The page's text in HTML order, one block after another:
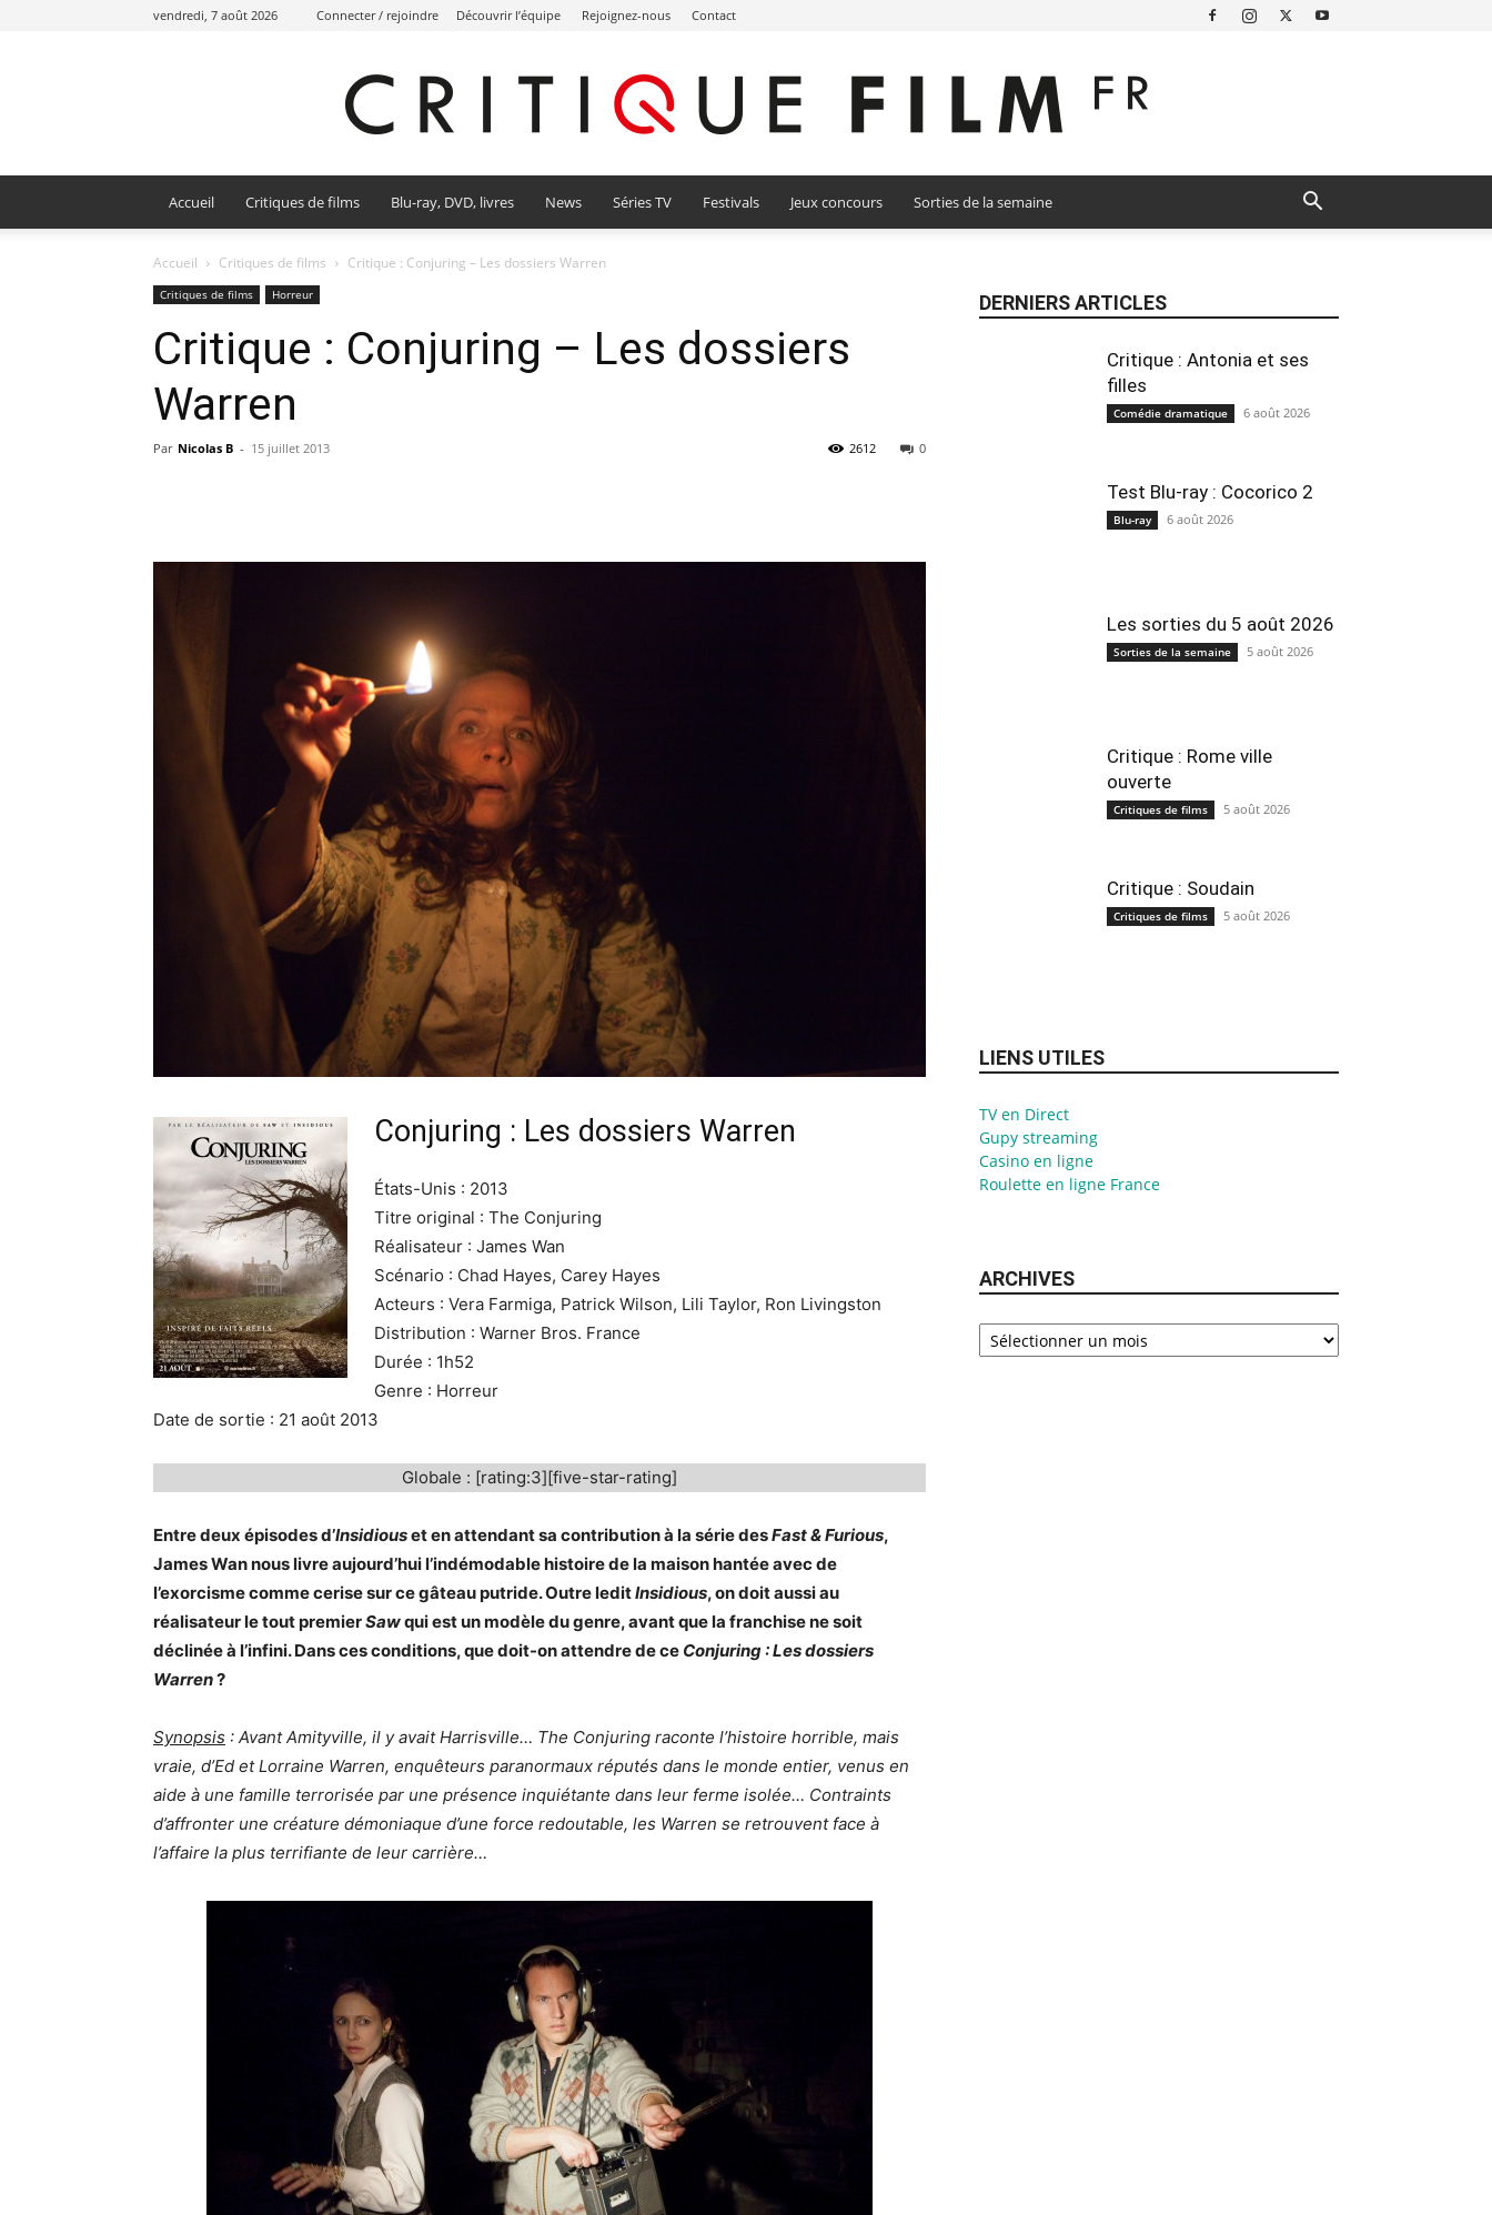
vendredi, 7 août 2026 Connecter / rejoindre Découvrir l’équipe Rejoignez-nous Contact
Accueil Critiques de films Blu-ray, DVD, livres News Séries TV Festivals Jeux concours Sorties de la semaine
Accueil Critiques de films Critique : Conjuring – Les dossiers Warren
Critiques de films Horreur
Critique : Conjuring – Les dossiers
Warren
Par Nicolas B - 15 juillet 2013 0
2612
Conjuring : Les dossiers Warren
États-Unis : 2013
Titre original : The Conjuring
Réalisateur : James Wan
Scénario : Chad Hayes, Carey Hayes
Acteurs : Vera Farmiga, Patrick Wilson, Lili Taylor, Ron Livingston
Distribution : Warner Bros. France
Durée : 1h52
Genre : Horreur
Date de sortie : 21 août 2013
Globale : [rating:3][five-star-rating]
Entre deux épisodes d’Insidiouset en attendant sa contribution à la série desFast & Furious,
James Wan nous livre aujourd’hui l’indémodable histoire de la maison hantée avec de
l’exorcisme comme cerise sur ce gâteau putride. Outre leditInsidious, on doit aussi au
réalisateur le tout premierSawqui est un modèle du genre, avant que la franchise ne soit
déclinée à l’infini. Dans ces conditions, que doit-on attendre de ce Conjuring : Les dossiers
Warren?
Synopsis : Avant Amityville, il y avait Harrisville… The Conjuring raconte l’histoire horrible, mais
vraie, d’Ed et Lorraine Warren, enquêteurs paranormaux réputés dans le monde entier, venus en
aide à une famille terrorisée par une présence inquiétante dans leur ferme isolée… Contraints
d’affronter une créature démoniaque d’une force redoutable, les Warren se retrouvent face à
l’affaire la plus terrifiante de leur carrière…
DERNIERS ARTICLES
Critique : Antonia et ses
filles
Comédie dramatique 6 août 2026
Test Blu-ray : Cocorico 2
Blu-ray 6 août 2026
Les sorties du 5 août 2026
Sorties de la semaine 5 août 2026
Critique : Rome ville
ouverte
Critiques de films 5 août 2026
Critique : Soudain
Critiques de films 5 août 2026
LIENS UTILES
TV en Direct
Gupy streaming
Casino en ligne
Roulette en ligne France
ARCHIVES
Archives